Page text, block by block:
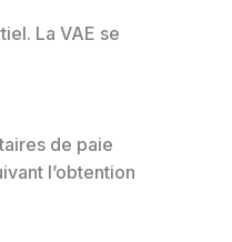
La VAE se
de paie
l’obtention